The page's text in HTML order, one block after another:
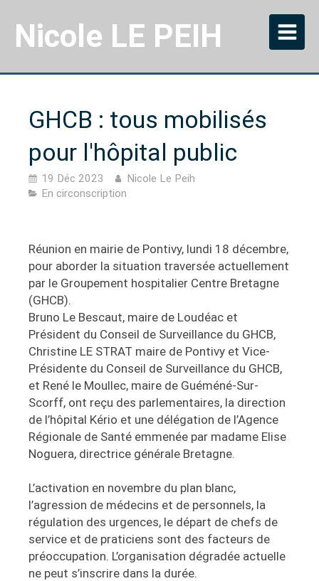
Nicole LE PEIH
GHCB : tous mobilisés
pour l'hôpital public
19 Déc 2023
Nicole Le Peih
En circonscription
Réunion en mairie de Pontivy, lundi 18 décembre,
pour aborder la situation traversée actuellement
par le Groupement hospitalier Centre Bretagne
(GHCB).
Bruno Le Bescaut, maire de Loudéac et
Président du Conseil de Surveillance du GHCB,
Christine LE STRAT maire de Pontivy et Vice-
Présidente du Conseil de Surveillance du GHCB,
et René le Moullec, maire de Guéméné-Sur-
Scorff, ont reçu des parlementaires, la direction
de l’hôpital Kério et une délégation de l’Agence
Régionale de Santé emmenée par madame Elise
Noguera, directrice générale Bretagne.
L’activation en novembre du plan blanc,
l’agression de médecins et de personnels, la
régulation des urgences, le départ de chefs de
service et de praticiens sont des facteurs de
préoccupation. L’organisation dégradée actuelle
ne peut s’inscrire dans la durée.